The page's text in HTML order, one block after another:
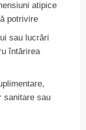
atipice
potrivire
sau lucrări
întărirea
sanitare sau